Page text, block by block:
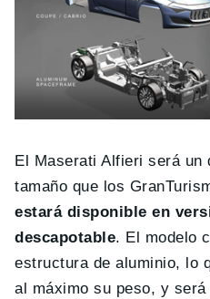
El Maserati Alfieri será un
tamaño que los
estará disponible en
descapotable. El modelo
estructura de aluminio, lo
al máximo su peso, y